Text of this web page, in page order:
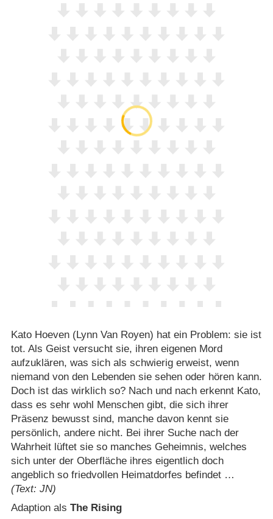
Kato Hoeven (Lynn Van Royen) hat ein Problem: sie ist
tot. Als Geist versucht sie, ihren eigenen Mord
aufzuklären, was sich als schwierig erweist, wenn
niemand von den Lebenden sie sehen oder hören kann.
Doch ist das wirklich so? Nach und nach erkennt Kato,
dass es sehr wohl Menschen gibt, die sich ihrer
Präsenz bewusst sind, manche davon kennt sie
persönlich, andere nicht. Bei ihrer Suche nach der
Wahrheit lüftet sie so manches Geheimnis, welches
sich unter der Oberfläche ihres eigentlich doch
angeblich so friedvollen Heimatdorfes befindet …
(Text: JN)
Adaption als The Rising